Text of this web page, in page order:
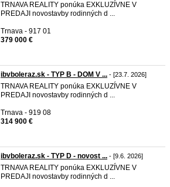
TRNAVA REALITY ponúka EXKLUZÍVNE V
PREDAJI novostavby rodinných d ...
Trnava - 917 01
379 000 €
ibvboleraz.sk - TYP B - DOM V ... - [23.7. 2026]
TRNAVA REALITY ponúka EXKLUZÍVNE V
PREDAJI novostavby rodinných d ...
Trnava - 919 08
314 900 €
ibvboleraz.sk - TYP D - novost ... - [9.6. 2026]
TRNAVA REALITY ponúka EXKLUZÍVNE V
PREDAJI novostavby rodinných d ...